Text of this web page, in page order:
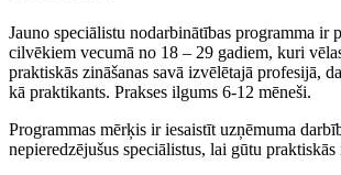
Jauno speciālistu nodarbinātības programma ir
cilvēkiem vecumā no 18 – 29 gadiem, kuri
praktiskās zināšanas savā izvēlētajā profesijā,
kā praktikants. Prakses ilgums 6-12 mēneši.
Programmas mērķis ir iesaistīt uzņēmuma
nepieredzējušus speciālistus, lai gūtu